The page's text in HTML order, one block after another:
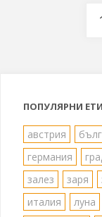
ПОПУЛЯРНИ
австрия
германия
залез
заря
италия
луна